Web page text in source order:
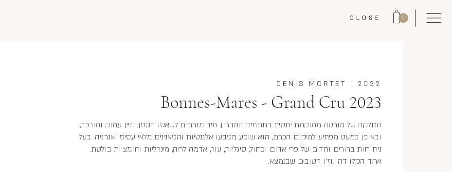
0
CLOSE
2022
|
DENIS MORTET
Bonnes-Mares - Grand Cru 2023
החלקה של מורטה ממוקמת יחסית בתחתית המדרון, מיד מזרחית לשאטו הקטן. היין עמוק ומורכב,
ובאופן כמעט מפתיע למיקום הכרם, הוא שופע מטבעו אלגנטיות והטאנינים מלאי עסיס ואנרגיה. בעל
ניחוחות ברורים וחדים של פרי אדום וכחול, סיגליות, עור, אדמה לחה, מינרליות וחומציות בולטת.
אחד הקלו דה ווז'ו הטובים שבנמצא.